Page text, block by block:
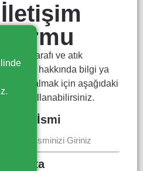
İletişim
Formu
Atık bertarafı ve atık
yönetimi hakkında bilgi ya
da fiyat almak için aşağıdaki
formu kullanabilirsiniz.
Firma İsmi
E-Posta